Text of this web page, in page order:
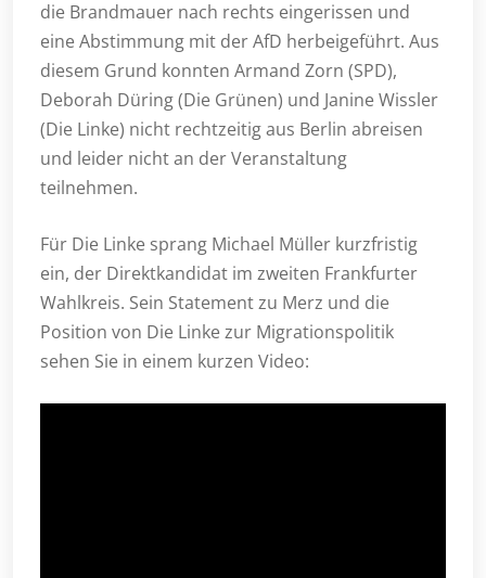
die Brandmauer nach rechts eingerissen und
eine Abstimmung mit der AfD herbeigeführt. Aus
diesem Grund konnten Armand Zorn (SPD),
Deborah Düring (Die Grünen) und Janine Wissler
(Die Linke) nicht rechtzeitig aus Berlin abreisen
und leider nicht an der Veranstaltung
teilnehmen.
Für Die Linke sprang Michael Müller kurzfristig
ein, der Direktkandidat im zweiten Frankfurter
Wahlkreis. Sein Statement zu Merz und die
Position von Die Linke zur Migrationspolitik
sehen Sie in einem kurzen Video: